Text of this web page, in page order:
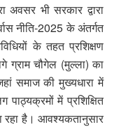
अवसर भी सरकार द्वारा
नीति-2025 के अंतर्गत
के तहत प्रशिक्षण
ग्राम चौगेल (मुल्ला) का
समाज की मुख्यधारा में
में प्रशिक्षित
रहा है। आवश्यकतानुसार